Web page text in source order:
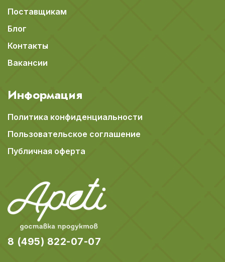
Поставщикам
Блог
Контакты
Вакансии
Информация
Политика конфиденциальности
Пользовательское соглашение
Публичная оферта
8 (495) 822-07-07